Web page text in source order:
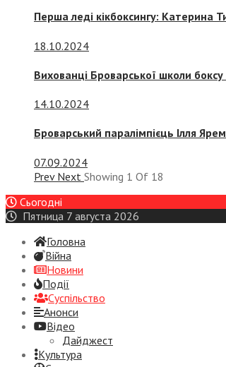
Перша леді кікбоксингу: Катерина
18.10.2024
Вихованці Броварської школи
14.10.2024
Броварський паралімпієць Ілля
07.09.2024
Prev Next Showing 1 Of 18
Сьогодні
Пятница 7 августа 2026
Головна
Війна
Новини
Події
Суспiльство
Анонси
Відео
Дайджест
Культура